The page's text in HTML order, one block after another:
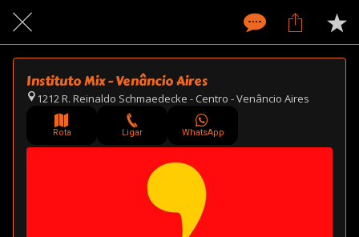
Instituto Mix - Venâncio Aires
1212 R. Reinaldo Schmaedecke - Centro - Venâncio Aires
Rota Ligar WhatsApp